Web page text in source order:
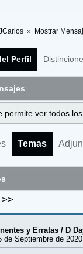
» Mostrar
Perfil
permite ver todos
Temas
>>
y Erratas / D
de Septiembre de